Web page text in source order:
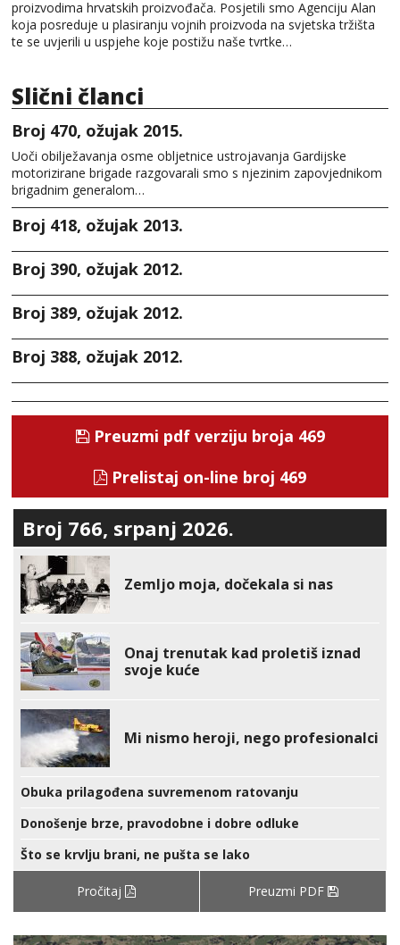
proizvodima hrvatskih proizvođača. Posjetili smo Agenciju Alan
koja posreduje u plasiranju vojnih proizvoda na svjetska tržišta
te se uvjerili u uspjehe koje postižu naše tvrtke…
Slični članci
Broj 470, ožujak 2015.
Uoči obilježavanja osme obljetnice ustrojavanja Gardijske
motorizirane brigade razgovarali smo s njezinim zapovjednikom
brigadnim generalom…
Broj 418, ožujak 2013.
Broj 390, ožujak 2012.
Broj 389, ožujak 2012.
Broj 388, ožujak 2012.
Preuzmi pdf verziju broja 469
Prelistaj on-line broj 469
Broj 766, srpanj 2026.
Zemljo moja, dočekala si nas
Onaj trenutak kad proletiš iznad
svoje kuće
Mi nismo heroji, nego profesionalci
Obuka prilagođena suvremenom ratovanju
Donošenje brze, pravodobne i dobre odluke
Što se krvlju brani, ne pušta se lako
Pročitaj Preuzmi PDF